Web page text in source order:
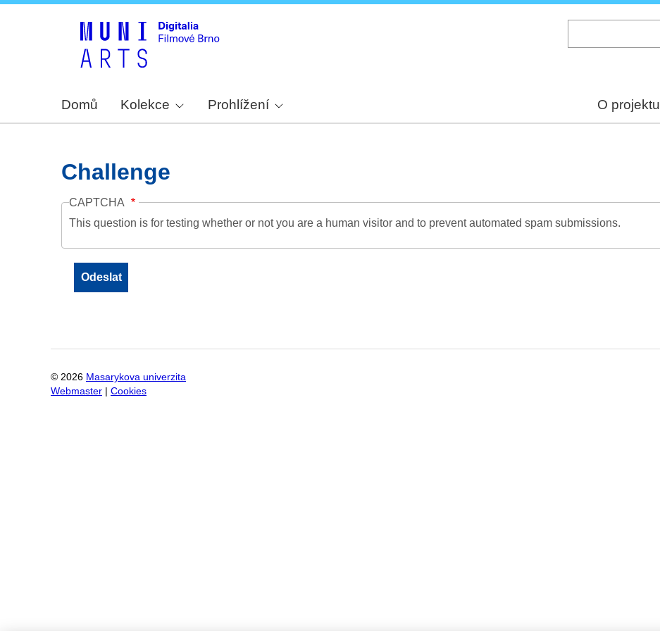
Domů Kolekce Prohlížení O projektu
Challenge
CAPTCHA
This question is for testing whether or not you are a human visitor and to prevent automated spam submissions.
© 2026 Masarykova univerzita
Webmaster
Cookies